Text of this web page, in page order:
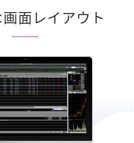
面レイアウト